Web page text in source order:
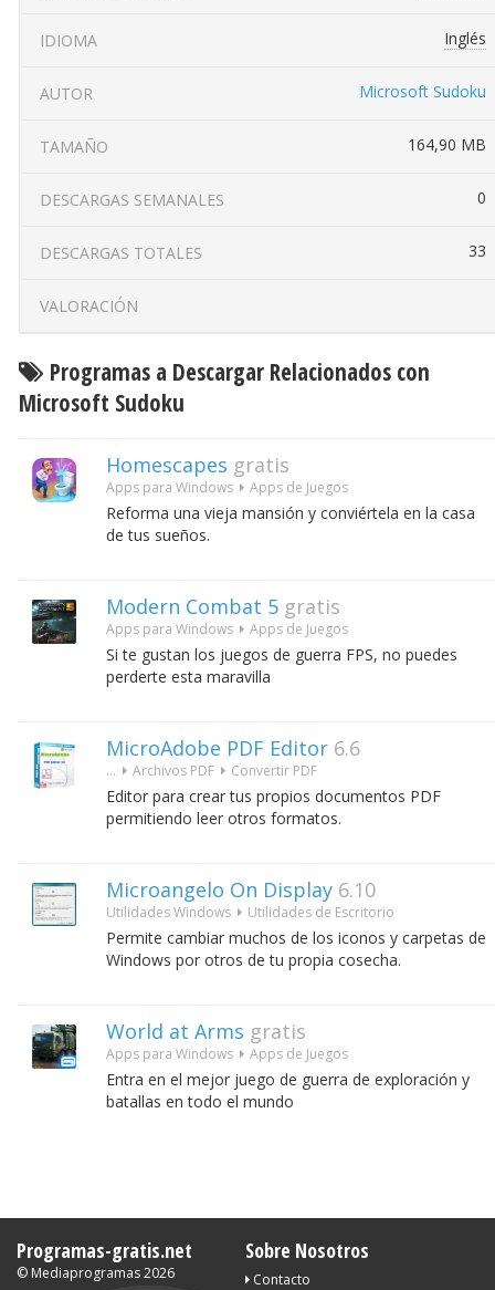
IDIOMA Inglés
AUTOR Microsoft Sudoku
TAMAÑO 164,90 MB
DESCARGAS SEMANALES 0
DESCARGAS TOTALES 33
VALORACIÓN
Programas a Descargar Relacionados con
Microsoft Sudoku
Homescapes gratis
Apps para Windows Apps de Juegos
Reforma una vieja mansión y conviértela en la casa
de tus sueños.
Modern Combat 5 gratis
Apps para Windows Apps de Juegos
Si te gustan los juegos de guerra FPS, no puedes
perderte esta maravilla
MicroAdobe PDF Editor 6.6
... Archivos PDF Convertir PDF
Editor para crear tus propios documentos PDF
permitiendo leer otros formatos.
Microangelo On Display 6.10
Utilidades Windows Utilidades de Escritorio
Permite cambiar muchos de los iconos y carpetas de
Windows por otros de tu propia cosecha.
World at Arms gratis
Apps para Windows Apps de Juegos
Entra en el mejor juego de guerra de exploración y
batallas en todo el mundo
Programas-gratis.net
© Mediaprogramas2026
Sobre Nosotros
Contacto